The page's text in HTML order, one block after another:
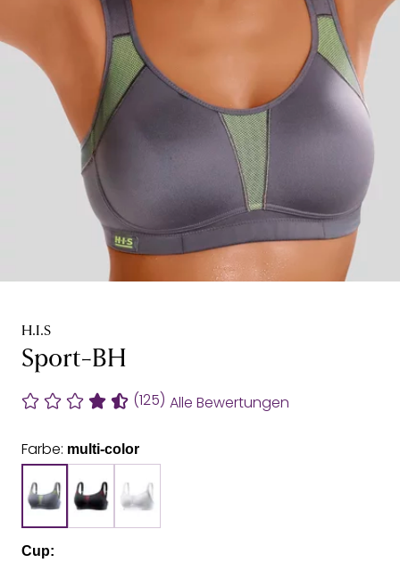
H.I.S
Sport-BH
(125) Alle Bewertungen
Farbe: multi-color
Cup: